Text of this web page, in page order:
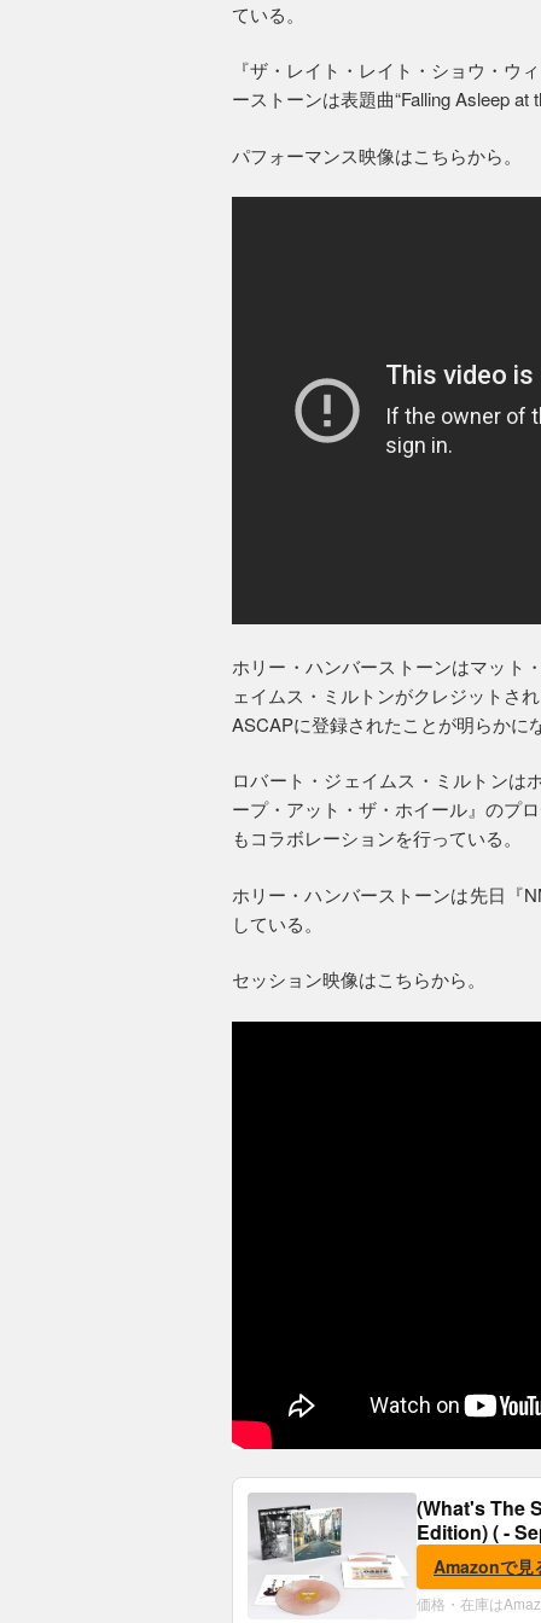
ている。
『ザ・レイト・レイト・ショウ・ウ
ーストーンは表題曲“Falling Asleep at
パフォーマンス映像はこちらから。
ホリー・ハンバーストーンはマット
ェイムス・ミルトンがクレジットさ
ASCAPに登録されたことが明らかに
ロバート・ジェイムス・ミルトンは
ープ・アット・ザ・ホイール』のプ
もコラボレーションを行っている。
ホリー・ハンバーストーンは先日『
している。
セッション映像はこちらから。
(What's The
Edition) ( -
Amazonで見
価格・在庫は